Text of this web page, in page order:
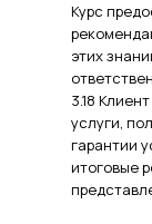
Курс
этих
3.18
услуги,
гарантии
итоговые